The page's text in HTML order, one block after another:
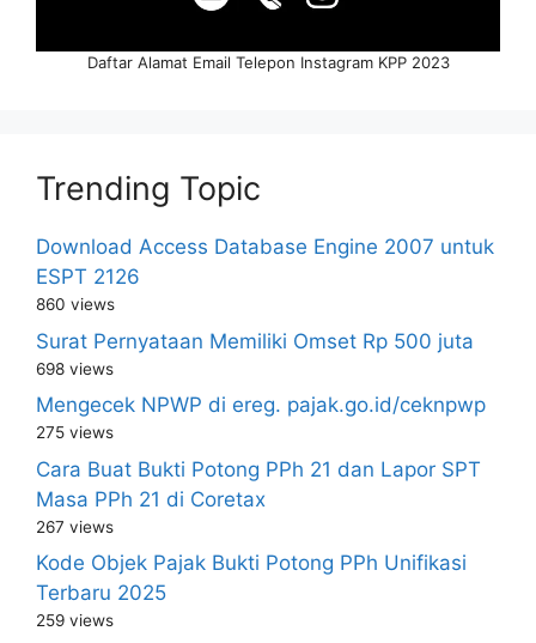
Daftar Alamat Email Telepon Instagram KPP 2023
Trending Topic
Download Access Database Engine 2007 untuk
ESPT 2126
860 views
Surat Pernyataan Memiliki Omset Rp 500 juta
698 views
Mengecek NPWP di ereg. pajak.go.id/ceknpwp
275 views
Cara Buat Bukti Potong PPh 21 dan Lapor SPT
Masa PPh 21 di Coretax
267 views
Kode Objek Pajak Bukti Potong PPh Unifikasi
Terbaru 2025
259 views